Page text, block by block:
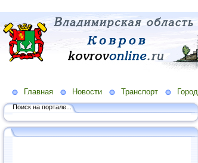
Главная Новости Транспорт Город
Поиск на портале...